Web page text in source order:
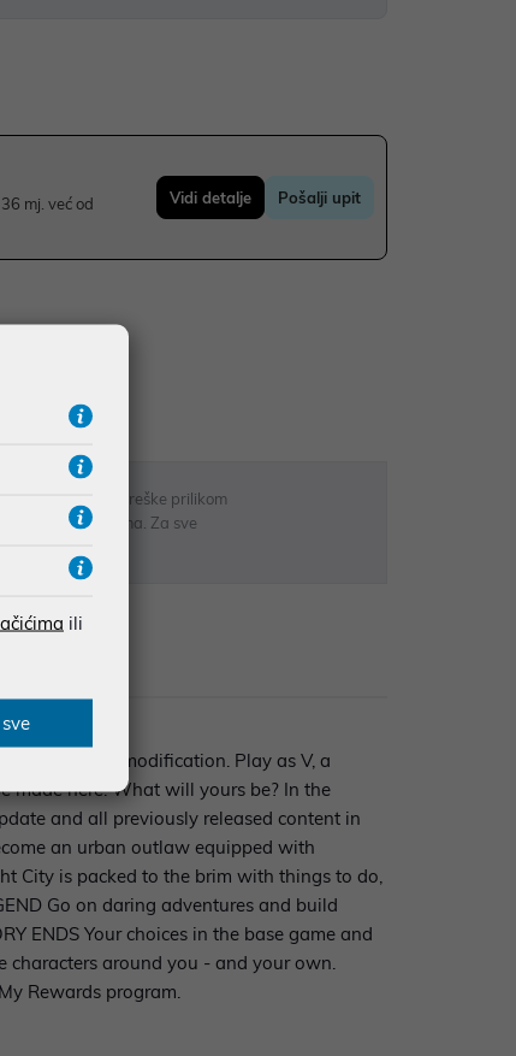
mj. već od Vidi detalje Pošalji upit
proizvoda, greške prilikom
artiklima. Za sve
and body modification. Play as V, a
made here. What will yours be? In the
and all previously released content in
an urban outlaw equipped with
City is packed to the brim with things to do,
Go on daring adventures and build
ENDS Your choices in the base game and
characters around you - and your own.
Rewards program.
ili